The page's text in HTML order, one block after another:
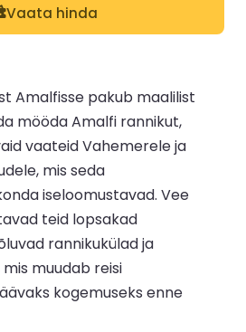
Vaata hinda
Amalfisse pakub maalilist
mööda Amalfi rannikut,
vaateid Vahemerele ja
mis seda
iseloomustavad. Vee
teid lopsakad
rannikukülad ja
muudab reisi
kogemuseks enne